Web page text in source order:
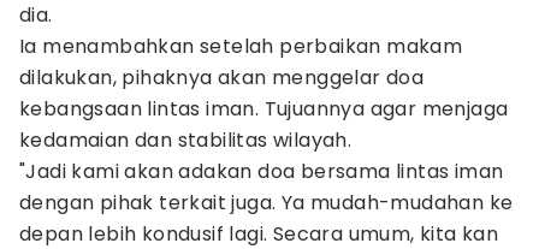
dia.
Ia menambahkan setelah perbaikan makam
dilakukan, pihaknya akan menggelar doa
kebangsaan lintas iman. Tujuannya agar menjaga
kedamaian dan stabilitas wilayah.
"Jadi kami akan adakan doa bersama lintas iman
dengan pihak terkait juga. Ya mudah-mudahan ke
depan lebih kondusif lagi. Secara umum, kita kan